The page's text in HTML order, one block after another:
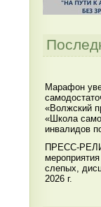
Марафон
«Волжский
«Школа
инвалидов
ПРЕСС-
слепых,
2026 г.